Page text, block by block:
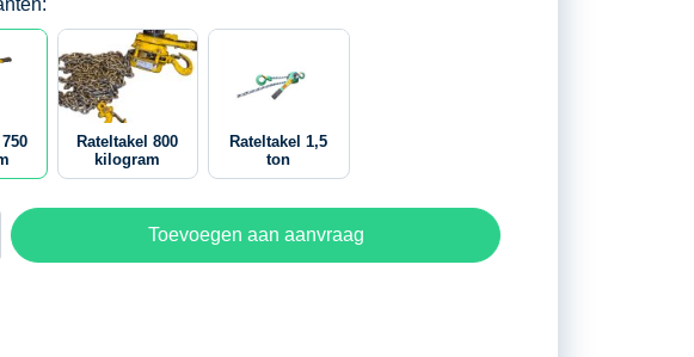
Rateltakel 800
kilogram
Rateltakel 1,5
ton
Toevoegen aan aanvraag